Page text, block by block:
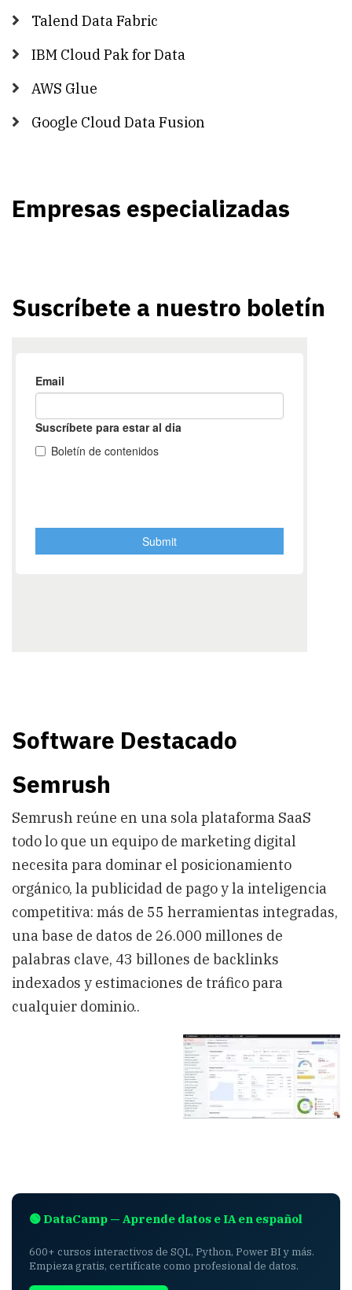
Talend Data Fabric
IBM Cloud Pak for Data
AWS Glue
Google Cloud Data Fusion
Empresas especializadas
Suscríbete a nuestro boletín
Software Destacado
Semrush
Semrush reúne en una sola plataforma SaaS
todo lo que un equipo de marketing digital
necesita para dominar el posicionamiento
orgánico, la publicidad de pago y la inteligencia
competitiva: más de 55 herramientas integradas,
una base de datos de 26.000 millones de
palabras clave, 43 billones de backlinks
indexados y estimaciones de tráfico para
cualquier dominio..
🟢 DataCamp — Aprende datos e IA en español
600+ cursos interactivos de SQL, Python, Power BI y más.
Empieza gratis, certifícate como profesional de datos.